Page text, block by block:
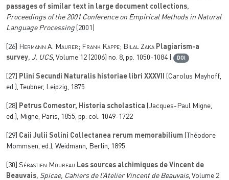
passages of similar text in large document collections,
Proceedings of the 2001 Conference on Empirical Methods in Natural
Language Processing (2001)
[26] Hermann A. Maurer; Frank Kappe; Bilal Zaka Plagiarism-a
survey, J. UCS, Volume 12 (2006) no. 8, pp. 1050-1084 | DOI
[27] Plini Secundi Naturalis historiae libri XXXVII
(Carolus Mayhoff,
ed.), Teubner, Leipzig, 1875
[28] Petrus Comestor, Historia scholastica (Jacques-Paul Migne,
ed.), Migne, Paris, 1855, pp. col. 1049-1722
[29] Caii Julii Solini Collectanea rerum memorabilium (Théodore
Mommsen, ed.), Weidmann, Berlin, 1895
[30] Sébastien Moureau Les sources alchimiques de Vincent de
Beauvais, Spicae, Cahiers de l’Atelier Vincent de Beauvais, Volume 2